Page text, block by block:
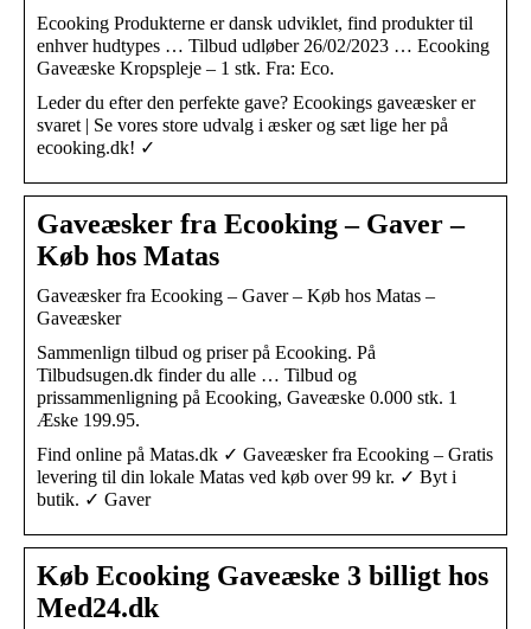
Ecooking Produkterne er dansk udviklet, find produkter til
enhver hudtypes … Tilbud udløber 26/02/2023 … Ecooking
Gaveæske Kropspleje – 1 stk. Fra: Eco.
Leder du efter den perfekte gave? Ecookings gaveæsker er
svaret | Se vores store udvalg i æsker og sæt lige her på
ecooking.dk! ✓
Gaveæsker fra Ecooking – Gaver –
Køb hos Matas
Gaveæsker fra Ecooking – Gaver – Køb hos Matas –
Gaveæsker
Sammenlign tilbud og priser på Ecooking. På
Tilbudsugen.dk finder du alle … Tilbud og
prissammenligning på Ecooking, Gaveæske 0.000 stk. 1
Æske 199.95.
Find online på Matas.dk ✓ Gaveæsker fra Ecooking – Gratis
levering til din lokale Matas ved køb over 99 kr. ✓ Byt i
butik. ✓ Gaver
Køb Ecooking Gaveæske 3 billigt hos
Med24.dk